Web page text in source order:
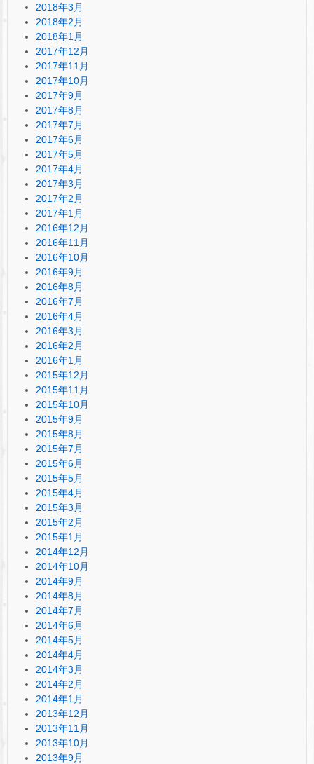
2018年3月
2018年2月
2018年1月
2017年12月
2017年11月
2017年10月
2017年9月
2017年8月
2017年7月
2017年6月
2017年5月
2017年4月
2017年3月
2017年2月
2017年1月
2016年12月
2016年11月
2016年10月
2016年9月
2016年8月
2016年7月
2016年4月
2016年3月
2016年2月
2016年1月
2015年12月
2015年11月
2015年10月
2015年9月
2015年8月
2015年7月
2015年6月
2015年5月
2015年4月
2015年3月
2015年2月
2015年1月
2014年12月
2014年10月
2014年9月
2014年8月
2014年7月
2014年6月
2014年5月
2014年4月
2014年3月
2014年2月
2014年1月
2013年12月
2013年11月
2013年10月
2013年9月